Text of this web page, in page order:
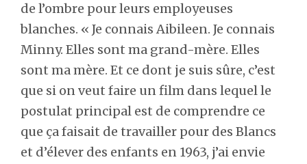
de l’ombre pour leurs employeuses
blanches. « Je connais Aibileen. Je connais
Minny. Elles sont ma grand-mère. Elles
sont ma mère. Et ce dont je suis sûre, c’est
que si on veut faire un film dans lequel le
postulat principal est de comprendre ce
que ça faisait de travailler pour des Blancs
et d’élever des enfants en 1963, j’ai envie